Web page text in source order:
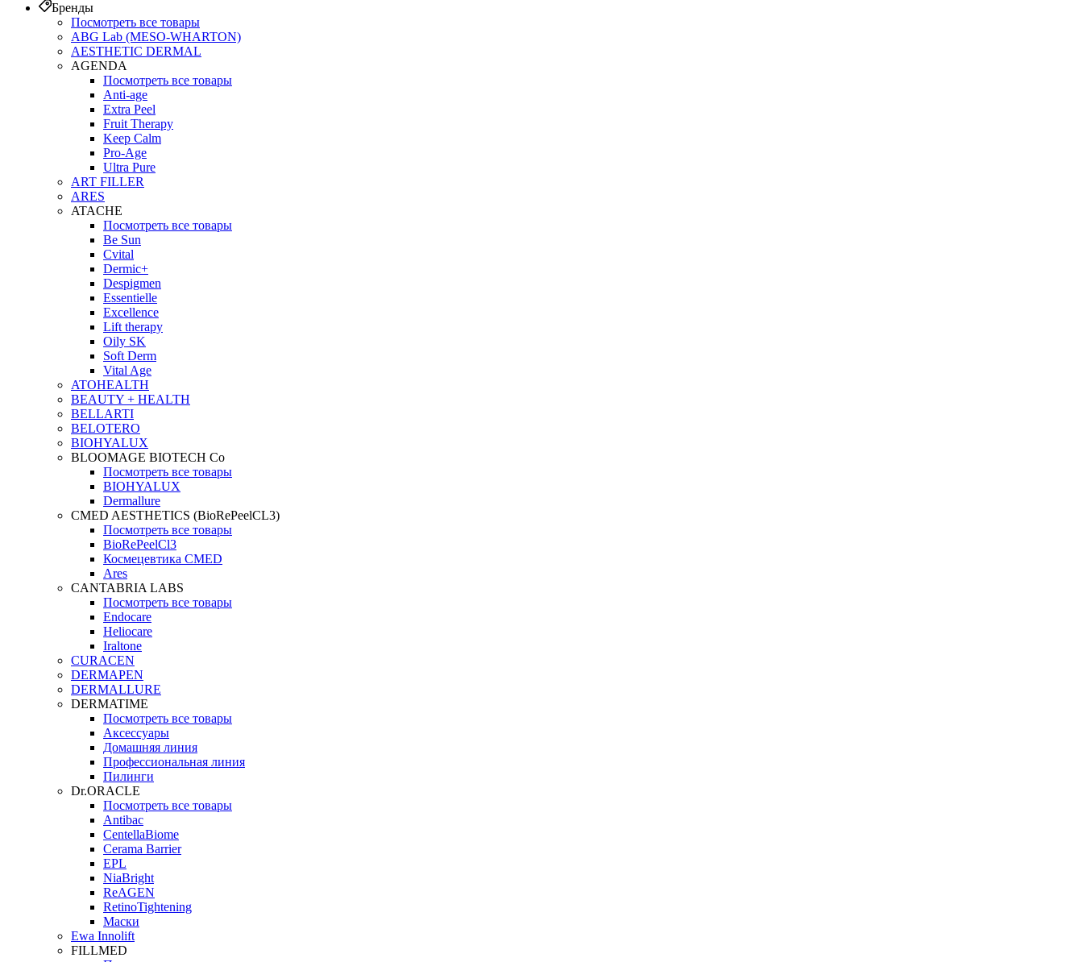
Бренды
Посмотреть все товары
ABG Lab (MESO-WHARTON)
AESTHETIC DERMAL
AGENDA
Посмотреть все товары
Anti-age
Extra Peel
Fruit Therapy
Keep Calm
Pro‑Age
Ultra Pure
ART FILLER
ARES
ATACHE
Посмотреть все товары
Be Sun
Cvital
Dermic+
Despigmen
Essentielle
Excellence
Lift therapy
Oily SK
Soft Derm
Vital Age
ATOHEALTH
BEAUTY + HEALTH
BELLARTI
BELOTERO
BIOHYALUX
BLOOMAGE BIOTECH Co
Посмотреть все товары
BIOHYALUX
Dermallure
CMED AESTHETICS (BioRePeelCL3)
Посмотреть все товары
BioRePeelCl3
Космецевтика CMED
Ares
CANTABRIA LABS
Посмотреть все товары
Endocare
Heliocare
Iraltone
CURACEN
DERMAPEN
DERMALLURE
DERMATIME
Посмотреть все товары
Аксессуары
Домашняя линия
Профессиональная линия
Пилинги
Dr.ORACLE
Посмотреть все товары
Antibac
CentellaBiome
Cerama Barrier
EPL
NiaBright
ReAGEN
RetinoTightening
Маски
Ewa Innolift
FILLMED